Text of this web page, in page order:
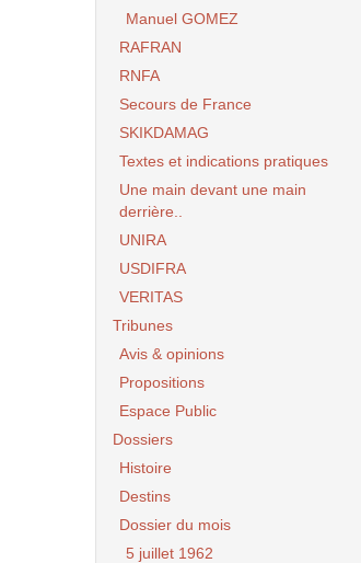
Manuel GOMEZ
RAFRAN
RNFA
Secours de France
SKIKDAMAG
Textes et indications pratiques
Une main devant une main
derrière..
UNIRA
USDIFRA
VERITAS
Tribunes
Avis & opinions
Propositions
Espace Public
Dossiers
Histoire
Destins
Dossier du mois
5 juillet 1962